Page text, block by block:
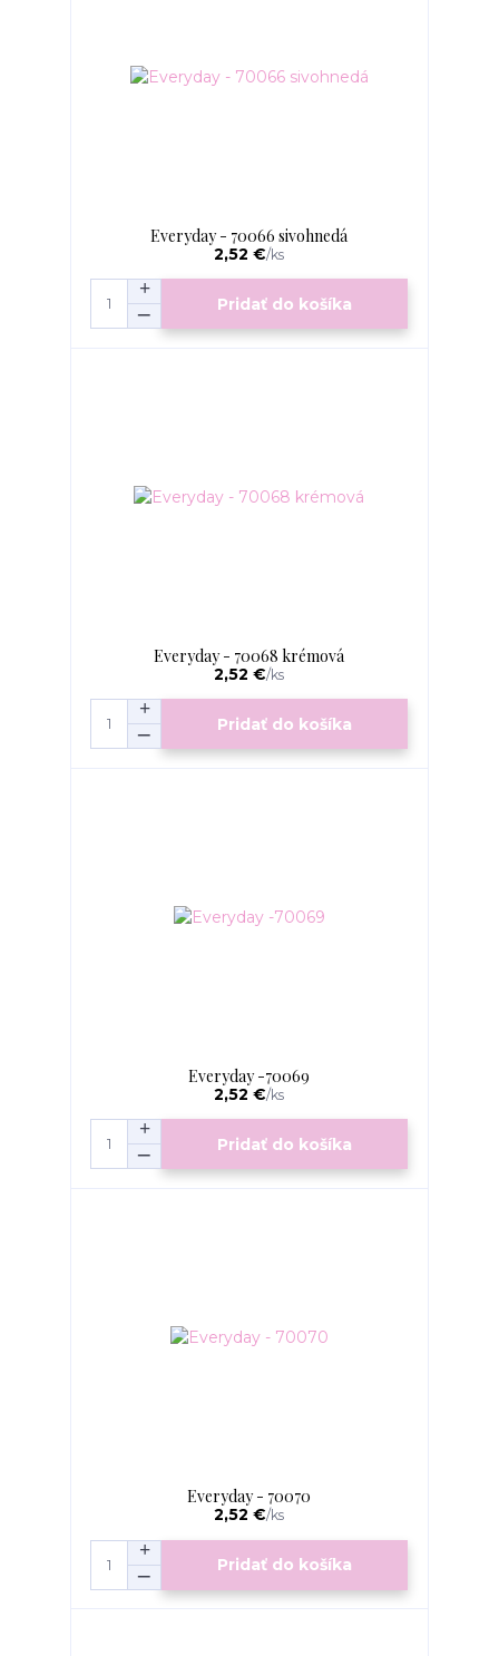
Everyday - 70066 sivohnedá
2,52 €/ks
Pridať do košíka
Everyday - 70068 krémová
2,52 €/ks
Pridať do košíka
Everyday -70069
2,52 €/ks
Pridať do košíka
Everyday - 70070
2,52 €/ks
Pridať do košíka